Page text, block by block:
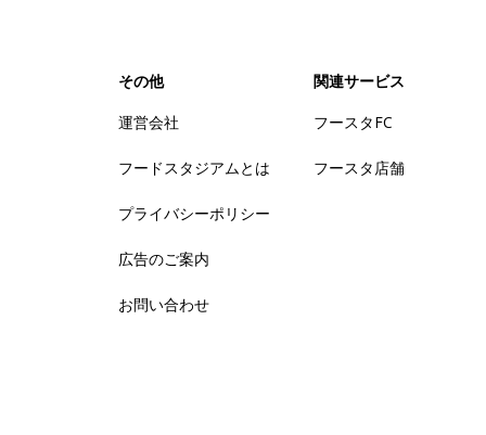
その他
運営会社
フードスタジアムとは
プライバシーポリシー
広告のご案内
お問い合わせ
関連サービス
フースタFC
フースタ店舗